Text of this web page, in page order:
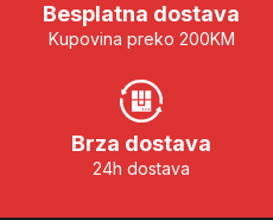
Besplatna dostava
Kupovina preko 200KM
Brza dostava
24h dostava